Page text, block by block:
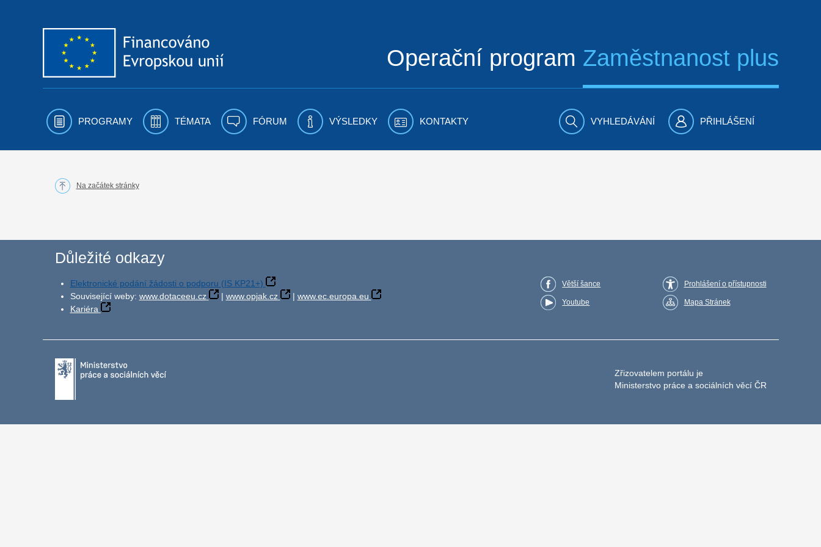
Operační program Zaměstnanost plus
PROGRAMY TÉMATA FÓRUM VÝSLEDKY KONTAKTY VYHLEDÁVÁNÍ PŘIHLÁŠENÍ
Na začátek stránky
Důležité odkazy
Elektronické podání žádosti o podporu (IS KP21+)
Související weby: www.dotaceeu.cz | www.opjak.cz | www.ec.europa.eu
Kariéra
Větší šance
Youtube
Prohlášení o přístupnosti
Mapa Stránek
Zřizovatelem portálu je
Ministerstvo práce a sociálních věcí ČR